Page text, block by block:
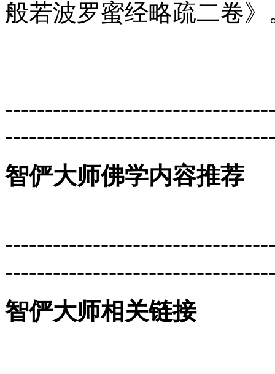
般若波罗蜜经略疏二卷》
智俨大师佛学内容推荐
智俨大师相关链接